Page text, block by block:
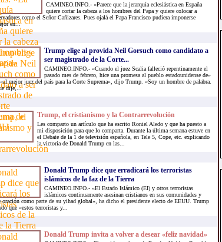
CAMINEO.INFO.- «Parece que la jerarquía eclesiástica en España
quiere cortar la cabeza a los hombres del Papa y quiere colocar a
como el Señor Cañizares. Pues ojalá el Papa Francisco pudiera imponerse
en...
Trump elige al provida Neil Gorsuch como candidato a
ser magistrado de la Corte...
CAMINEO.INFO.- «Cuando el juez Scalia falleció repentinamente el
pasado mes de febrero, hice una promesa al pueblo estadounidense de»
mejor juez del país para la Corte Suprema», dijo Trump. «Soy un hombre de palabra.
dije,...
Trump, el cristianismo y la Contrarrevolución
Les comparto un artículo que ha escrito Roniel Aledo y que ha puesto a
mi disposición para que lo comparta. Durante la última semana estuve en
el Debate de la 1 de televisión española, en Tele 5, Cope, etc. explicando
la victoria de Donald Trump en las...
Donald Trump dice que erradicará los terroristas
islámicos de la faz de la Tierra
CAMINEO.INFO.- «El Estado Islámico (EI) y otros terroristas
islámicos continuamente asesinan cristianos en sus comunidades y
oración como parte de su yihad global», ha dicho el presidente electo de EEUU. Trump
que «estos terroristas y...
Donald Trump invita a volver a desear «feliz navidad»